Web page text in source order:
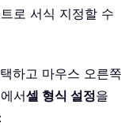
로 서식 지정할 수
하고 마우스 오른쪽
서셀 형식 설정을